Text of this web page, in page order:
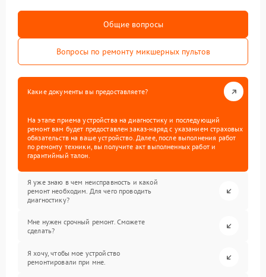
Общие вопросы
Вопросы по ремонту микшерных пультов
Какие документы вы предоставляете?
На этапе приема устройства на диагностику и последующий
ремонт вам будет предоставлен заказ-наряд с указанием страховых
обязательств на ваше устройство. Далее, после выполнения работ
по ремонту техники, вы получите акт выполненных работ и
гарантийный талон.
Я уже знаю в чем неисправность и какой
ремонт необходим. Для чего проводить
диагностику?
Мне нужен срочный ремонт. Сможете
сделать?
Я хочу, чтобы мое устройство
ремонтировали при мне.